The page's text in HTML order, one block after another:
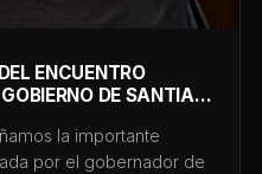
ENCUENTRO
DE SANTIAGO
la importante
por el gobernador de